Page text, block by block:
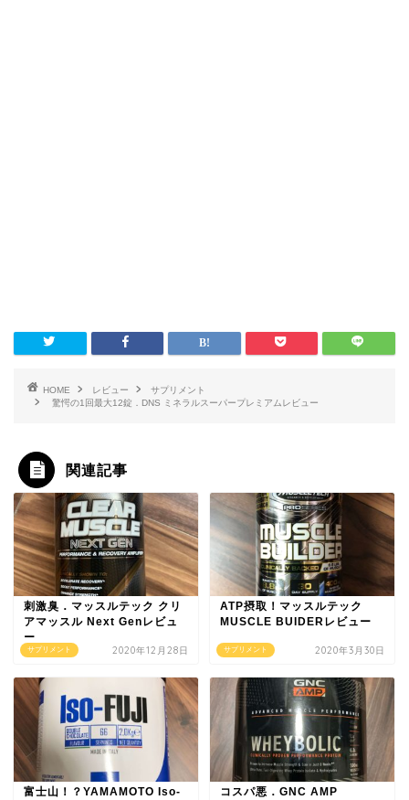
HOME レビュー
サプリメント
驚愕の1回最大12錠．DNS ミネラルスーパープレミアムレビュー
関連記事
サプリメント
刺激臭．マッスルテック クリ
アマッスル Next Genレビュ
ー
2020年12月28日 サプリメント
ATP摂取！マッスルテック
MUSCLE BUIDERレビュー
2020年3月30日
富士山！？YAMAMOTO Iso-
コスパ悪．GNC AMP